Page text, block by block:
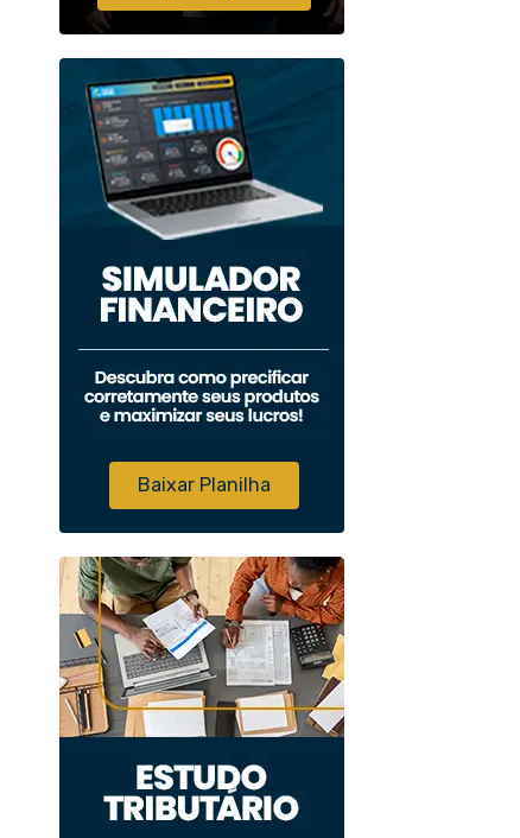
Baixar Planilha